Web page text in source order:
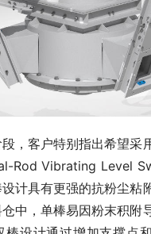
客户特别指出希望采
Rod Vibrating Level
计具有更强的抗粉尘粘
中，单棒易因粉末积附